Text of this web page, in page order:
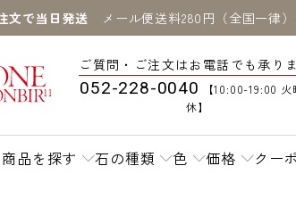
文で当日発送 メール便送料280円（全国一律
ご質問・ご注文はお電話でも承り
052-228-0040
【10:00-19:00 火
休】
商品を探す 石の種類 色 価格 クー